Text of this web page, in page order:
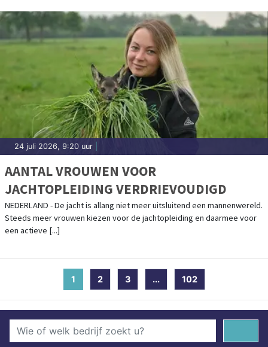
24 juli 2026, 9:20 uur
AANTAL VROUWEN VOOR
JACHTOPLEIDING VERDRIEVOUDIGD
NEDERLAND - De jacht is allang niet meer uitsluitend een mannenwereld.
Steeds meer vrouwen kiezen voor de jachtopleiding en daarmee voor
een actieve [...]
1 (current)
2 3 ... 102